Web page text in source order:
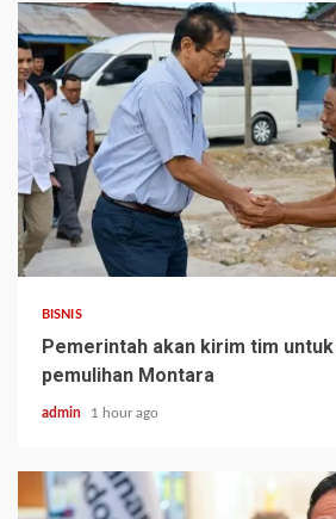
BISNIS
Pemerintah akan kirim tim
pemulihan Montara
admin 1 hour ago